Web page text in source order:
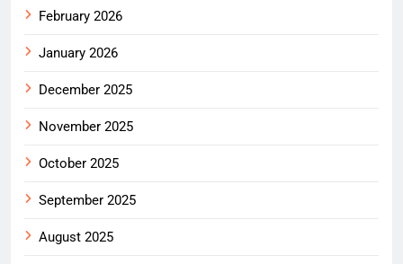
February 2026
January 2026
December 2025
November 2025
October 2025
September 2025
August 2025